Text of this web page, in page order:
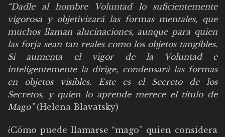
“Dadle al hombre Voluntad lo suficientemente
vigorosa y objetivizará las formas mentales, que
muchos llaman alucinaciones, aunque para quien
las forja sean tan reales como los objetos tangibles.
Si aumenta el vigor de la Voluntad e
inteligentemente la dirige, condensará las formas
en objetos visibles. Este es el Secreto de los
Secretos, y quien lo aprende merece el título de
Mago”(Helena Blavatsky)
¿Cómo puede llamarse “mago” quien considera